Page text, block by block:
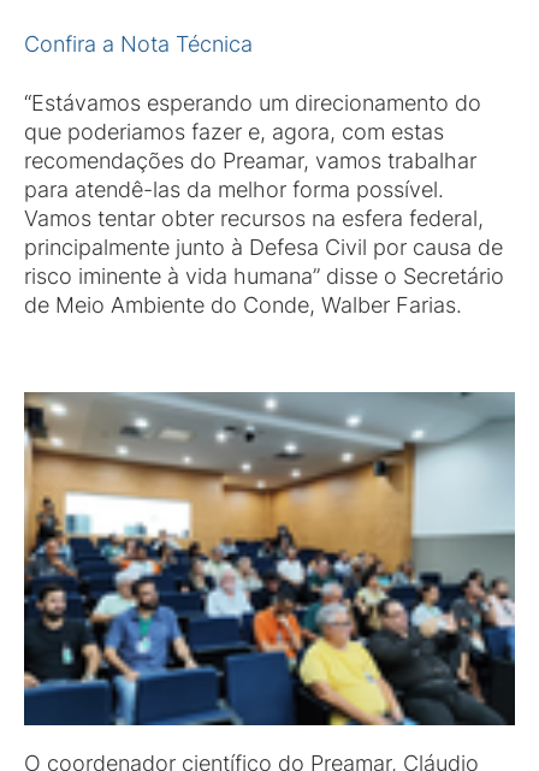
Confira a Nota Técnica
“Estávamos esperando um direcionamento do
que poderiamos fazer e, agora, com estas
recomendações do Preamar, vamos trabalhar
para atendê-las da melhor forma possível.
Vamos tentar obter recursos na esfera federal,
principalmente junto à Defesa Civil por causa de
risco iminente à vida humana” disse o Secretário
de Meio Ambiente do Conde, Walber Farias.
O coordenador científico do Preamar, Cláudio